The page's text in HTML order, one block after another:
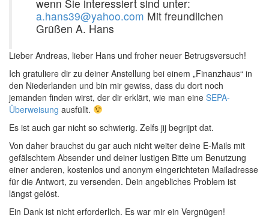
wenn Sie interessiert sind unter:
a.hans39@yahoo.com Mit freundlichen
Grüßen A. Hans
Lieber Andreas, lieber Hans und froher neuer Betrugsversuch!
Ich gratuliere dir zu deiner Anstellung bei einem „Finanzhaus“ in
den Niederlanden und bin mir gewiss, dass du dort noch
jemanden finden wirst, der dir erklärt, wie man eine SEPA-
Überweisung ausfüllt.
Es ist auch gar nicht so schwierig. Zelfs jij begrijpt dat.
Von daher brauchst du gar auch nicht weiter deine E-Mails mit
gefälschtem Absender und deiner lustigen Bitte um Benutzung
einer anderen, kostenlos und anonym eingerichteten Mailadresse
für die Antwort, zu versenden. Dein angebliches Problem ist
längst gelöst.
Ein Dank ist nicht erforderlich. Es war mir ein Vergnügen!